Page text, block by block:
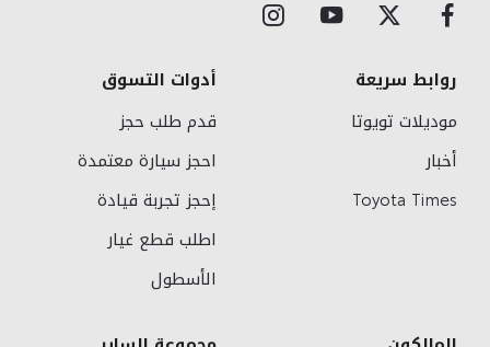
روابط سريعة
موديلات تويوتا
أخبار
Toyota Times
أدوات التسوق
قدم طلب حجز
احجز سيارة معتمدة
إحجز تجربة قيادة
اطلب قطع غيار
الأسطول